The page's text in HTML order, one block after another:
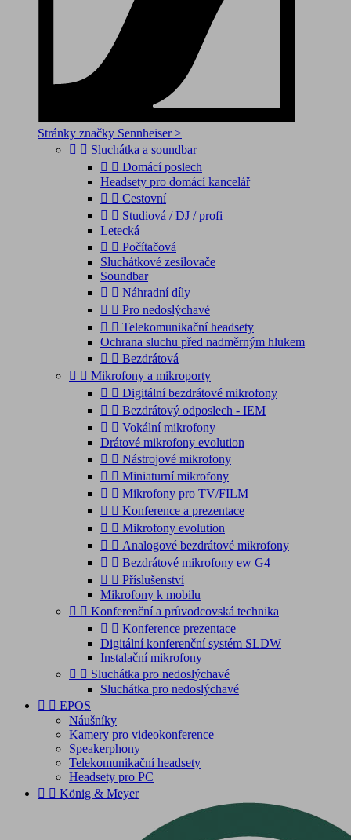
Stránky značky Sennheiser >
  Sluchátka a soundbar
  Domácí poslech
Headsety pro domácí kancelář
  Cestovní
  Studiová / DJ / profi
Letecká
  Počítačová
Sluchátkové zesilovače
Soundbar
  Náhradní díly
  Pro nedoslýchavé
  Telekomunikační headsety
Ochrana sluchu před nadměrným hlukem
  Bezdrátová
  Mikrofony a mikroporty
  Digitální bezdrátové mikrofony
  Bezdrátový odposlech - IEM
  Vokální mikrofony
Drátové mikrofony evolution
  Nástrojové mikrofony
  Miniaturní mikrofony
  Mikrofony pro TV/FILM
  Konference a prezentace
  Mikrofony evolution
  Analogové bezdrátové mikrofony
  Bezdrátové mikrofony ew G4
  Příslušenství
Mikrofony k mobilu
  Konferenční a průvodcovská technika
  Konference prezentace
Digitální konferenční systém SLDW
Instalační mikrofony
  Sluchátka pro nedoslýchavé
Sluchátka pro nedoslýchavé
  EPOS
Náušníky
Kamery pro videokonference
Speakerphony
Telekomunikační headsety
Headsety pro PC
  König & Meyer